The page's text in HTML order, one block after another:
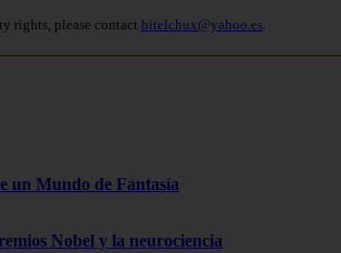
rights, please contact bitelchux@yahoo.es.
un Mundo de Fantasía
Nobel y la neurociencia